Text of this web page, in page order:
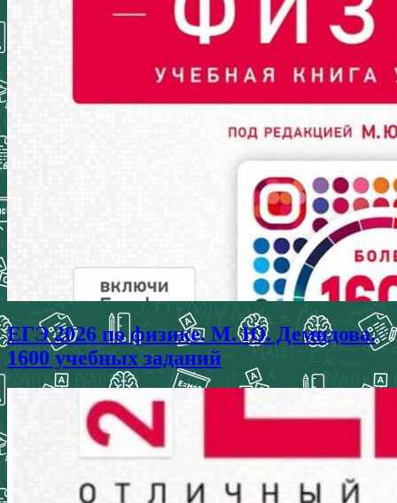
ЕГЭ 2026 по физике. М. Ю. Демидова.
1600 учебных заданий